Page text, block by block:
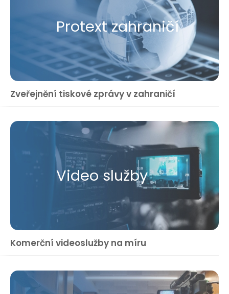
Protext zahraničí
Zveřejnění tiskové zprávy v zahraničí
Video služby
Komerční videoslužby na míru